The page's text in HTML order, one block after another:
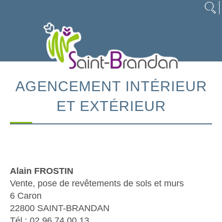
AGENCEMENT INTÉRIEUR
ET EXTÉRIEUR
Alain FROSTIN
Vente, pose de revêtements de sols et murs
6 Caron
22800 SAINT-BRANDAN